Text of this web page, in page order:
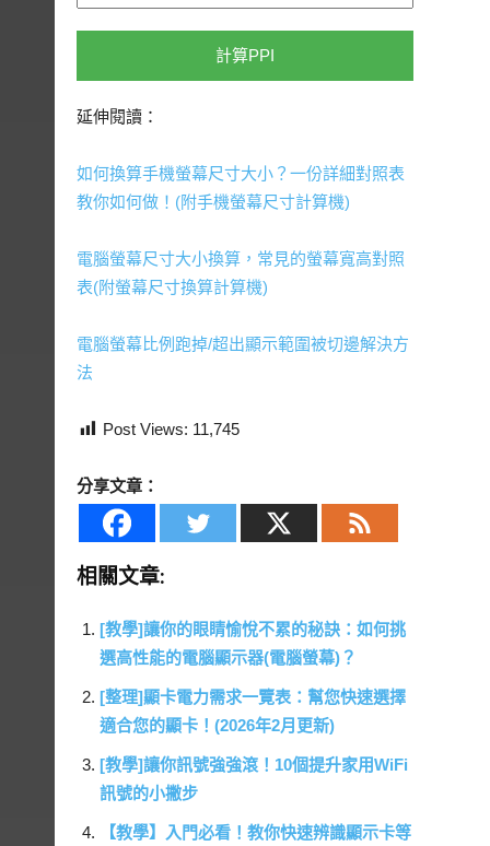
計算PPI
延伸閱讀：
如何換算手機螢幕尺寸大小？一份詳細對照表
教你如何做！(附手機螢幕尺寸計算機)
電腦螢幕尺寸大小換算，常見的螢幕寬高對照
表(附螢幕尺寸換算計算機)
電腦螢幕比例跑掉/超出顯示範圍被切邊解決方
法
Post Views: 11,745
分享文章：
相關文章:
[教學]讓你的眼睛愉悅不累的秘訣：如何挑
選高性能的電腦顯示器(電腦螢幕)？
[整理]顯卡電力需求一覽表：幫您快速選擇
適合您的顯卡！(2026年2月更新)
[教學]讓你訊號強強滾！10個提升家用WiFi
訊號的小撇步
【教學】入門必看！教你快速辨識顯示卡等